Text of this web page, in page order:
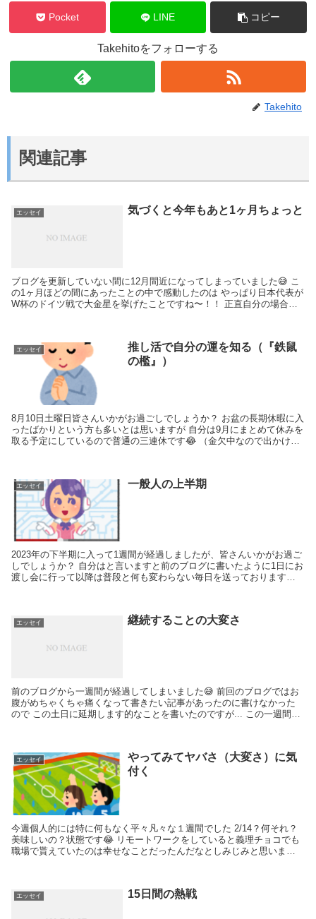
Pocket LINE コピー
Takehitoをフォローする
Takehito
関連記事
エッセイ 気づくと今年もあと1ヶ月ちょっと
ブログを更新していない間に12月間近になってしまっていました😅 こ
の1ヶ月ほどの間にあったことの中で感動したのは やっぱり日本代表が
W杯のドイツ戦で大金星を挙げたことですね〜！！ 正直自分の場合は
エッセイ
推し活で自分の運を知る（『鉄鼠
の檻』）
8月10日土曜日皆さんいかがお過ごしでしょうか？ お盆の長期休暇に入
ったばかりという方も多いとは思いますが 自分は9月にまとめて休みを
取る予定にしているので普通の三連休です😂 （金欠中なので出かける
エッセイ 一般人の上半期
2023年の下半期に入って1週間が経過しましたが、皆さんいかがお過ご
しでしょうか？ 自分はと言いますと前のブログに書いたように1日にお
渡し会に行って以降は普段と何も変わらない毎日を送っております😌
エッセイ 継続することの大変さ
前のブログから一週間が経過してしまいました😅 前回のブログではお
腹がめちゃくちゃ痛くなって書きたい記事があったのに書けなかった
ので この土日に延期します的なことを書いたのですが... この一週間で
エッセイ
やってみてヤバさ（大変さ）に気
付く
今週個人的には特に何もなく平々凡々な１週間でした 2/14？何それ？
美味しいの？状態です😂 リモートワークをしていると義理チョコでも
職場で貰えていたのは幸せなことだったんだなとしみじみと思います
エッセイ 15日間の熱戦